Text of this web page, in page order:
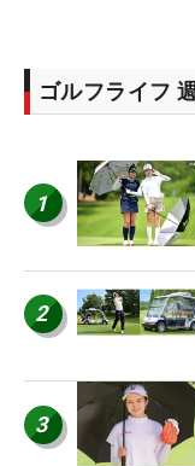
ゴルフライフ
1
2
3